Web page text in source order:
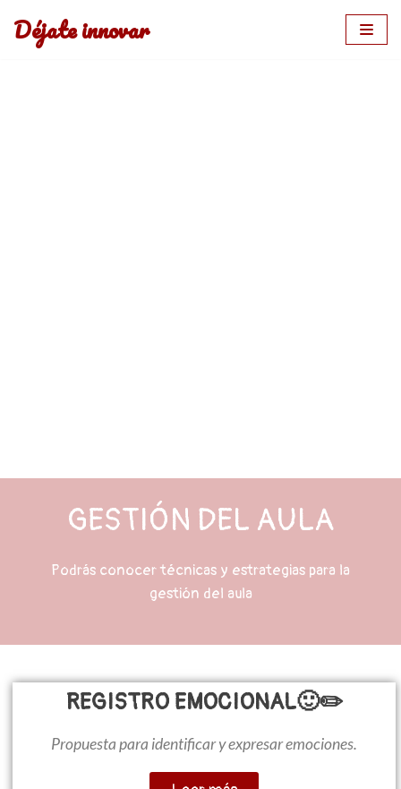
Saltar
Déjate innovar
GESTIÓN DEL AULA
Podrás conocer técnicas y estrategias para la
gestión del aula
REGISTRO EMOCIONAL🙂✏️
Propuesta para identificar y expresar emociones.